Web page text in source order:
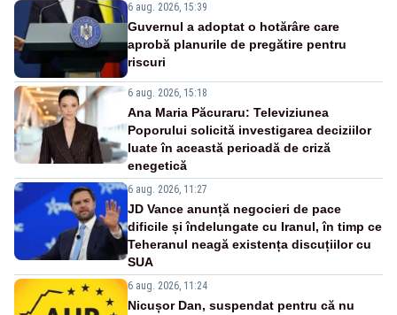
6 aug. 2026, 15:39
Guvernul a adoptat o hotărâre care
aprobă planurile de pregătire pentru
riscuri
6 aug. 2026, 15:18
Ana Maria Păcuraru: Televiziunea
Poporului solicită investigarea deciziilor
luate în această perioadă de criză
enegetică
6 aug. 2026, 11:27
JD Vance anunță negocieri de pace
dificile și îndelungate cu Iranul, în timp ce
Teheranul neagă existența discuțiilor cu
SUA
6 aug. 2026, 11:24
Nicușor Dan, suspendat pentru că nu